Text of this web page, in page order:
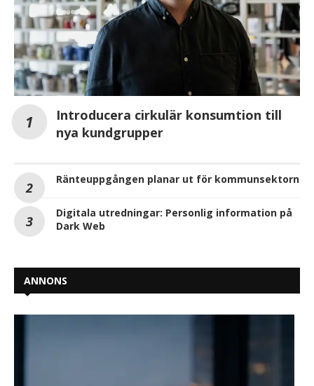
Introducera cirkulär konsumtion till
nya kundgrupper
Ränteuppgången planar ut för kommunsektorn
Digitala utredningar: Personlig information på
Dark Web
ANNONS